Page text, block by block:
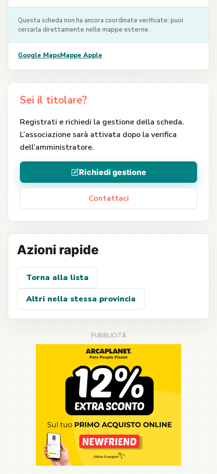
Questa scheda non ha ancora coordinate verificate: puoi
cercarla direttamente nelle mappe esterne.
Google MapsMappe Apple
Sei il titolare?
Registrati e richiedi la gestione della scheda.
L’associazione sarà attivata dopo la verifica
dell’amministratore.
Richiedi gestione
Contattaci
Azioni rapide
Torna alla lista
Altri nella stessa provincia